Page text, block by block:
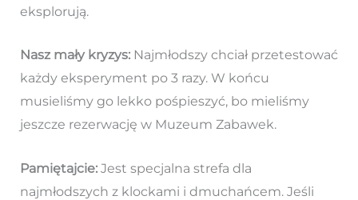
eksplorują.
Nasz mały kryzys:Najmłodszy chciał przetestować
każdy eksperyment po 3 razy. W końcu
musieliśmy go lekko pośpieszyć, bo mieliśmy
jeszcze rezerwację w Muzeum Zabawek.
Pamiętajcie:Jest specjalna strefa dla
najmłodszych z klockami i dmuchańcem. Jeśli